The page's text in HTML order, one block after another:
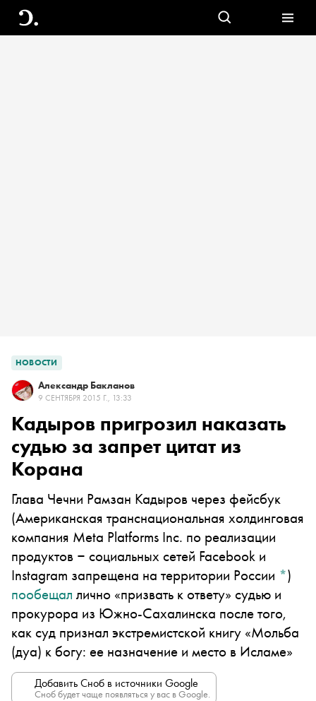
НОВОСТИ
Александр Бакланов
9 СЕНТЯБРЯ 2015 Г., 13:33
Кадыров пригрозил наказать
судью за запрет цитат из
Корана
Глава Чечни Рамзан Кадыров через фейсбук
(Американская транснациональная холдинговая
компания Meta Platforms Inc. по реализации
продуктов ‒ социальных сетей Facebook и
Instagram запрещена на территории России *)
пообещал лично «призвать к ответу» судью и
прокурора из Южно-Сахалинска после того,
как суд признал экстремистской книгу «Мольба
(дуа) к богу: ее назначение и место в Исламе»
Добавить Сноб в источники Google
Сноб будет чаще появляться у вас в Google.